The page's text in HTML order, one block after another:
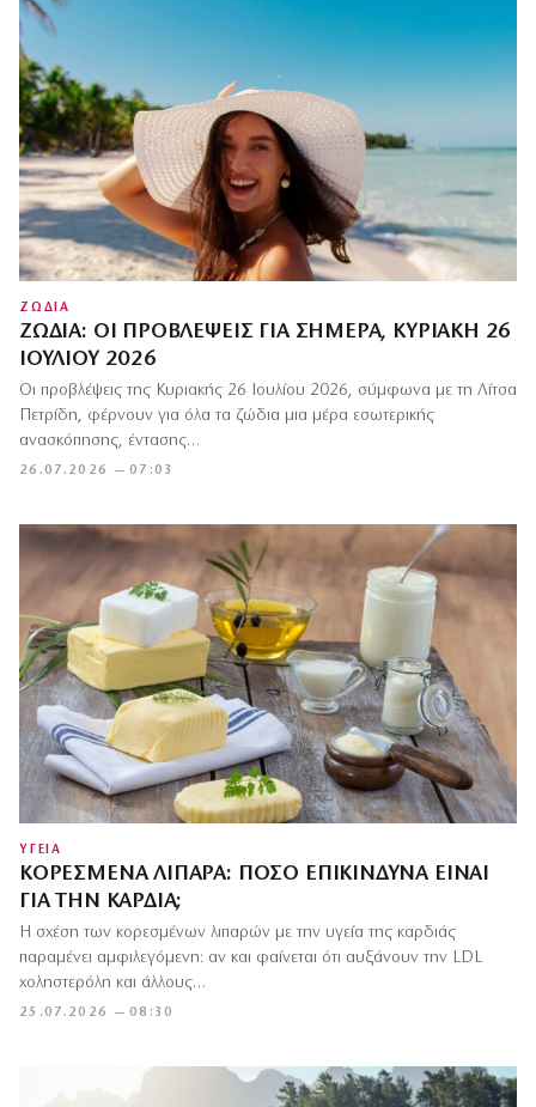
ΖΩΔΙΑ
ΖΏΔΙΑ: ΟΙ ΠΡΟΒΛΈΨΕΙΣ ΓΙΑ ΣΉΜΕΡΑ, ΚΥΡΙΑΚΉ 26
ΙΟΥΛΊΟΥ 2026
26.07.2026 — 07:03
Οι προβλέψεις της Κυριακής 26 Ιουλίου 2026, σύμφωνα με τη Λίτσα
Πετρίδη, φέρνουν για όλα τα ζώδια μια μέρα εσωτερικής
ανασκόπησης, έντασης…
ΥΓΕΙΑ
ΚΟΡΕΣΜΈΝΑ ΛΙΠΑΡΆ: ΠΌΣΟ ΕΠΙΚΊΝΔΥΝΑ ΕΊΝΑΙ
ΓΙΑ ΤΗΝ ΚΑΡΔΙΆ;
25.07.2026 — 08:30
Η σχέση των κορεσμένων λιπαρών με την υγεία της καρδιάς
παραμένει αμφιλεγόμενη: αν και φαίνεται ότι αυξάνουν την LDL
χοληστερόλη και άλλους…